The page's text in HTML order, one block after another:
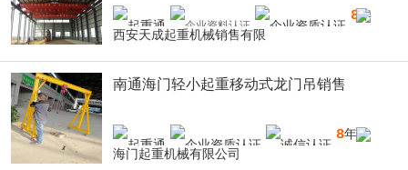
8年
西安天成起重机械销售有限
南通海门轻小起重移动式龙门吊销售
8年
海门起重机械有限公司